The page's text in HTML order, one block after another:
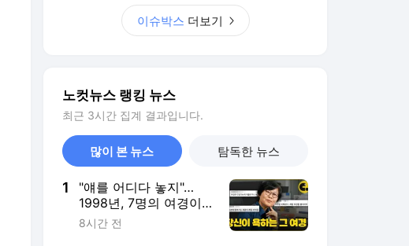
이슈박스 더보기
노컷뉴스 랭킹 뉴스
최근 3시간 집계 결과입니다.
많이 본 뉴스 탐독한 뉴스
1
"얘를 어디다 놓지"…
1998년, 7명의 여경이
들은 말[씨리얼]
8시간 전